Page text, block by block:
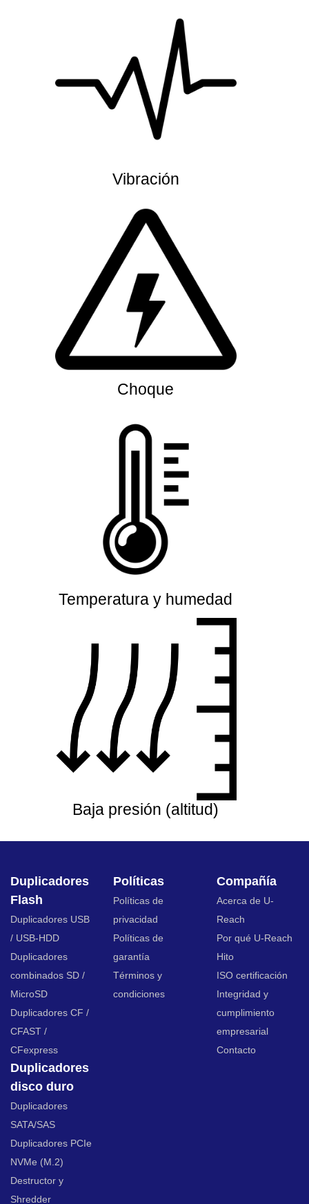
Vibración
Choque
Temperatura y humedad
Baja presión (altitud)
Duplicadores
Flash
Duplicadores USB
/ USB-HDD
Duplicadores
combinados SD /
MicroSD
Duplicadores CF /
CFAST /
CFexpress
Duplicadores
disco duro
Duplicadores
SATA/SAS
Duplicadores PCIe
NVMe (M.2)
Destructor y
Shredder
Políticas
Políticas de
privacidad
Políticas de
garantía
Términos y
condiciones
Compañía
Acerca de U-
Reach
Por qué U-Reach
Hito
ISO certificación
Integridad y
cumplimiento
empresarial
Contacto